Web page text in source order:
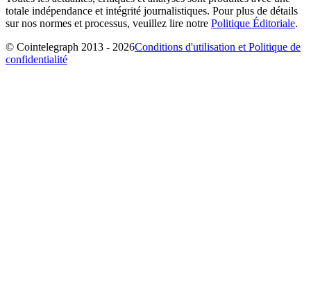
totale indépendance et intégrité journalistiques. Pour plus de détails
sur nos normes et processus, veuillez lire notre Politique Éditoriale.
© Cointelegraph 2013 - 2026Conditions d'utilisation et Politique de
confidentialité